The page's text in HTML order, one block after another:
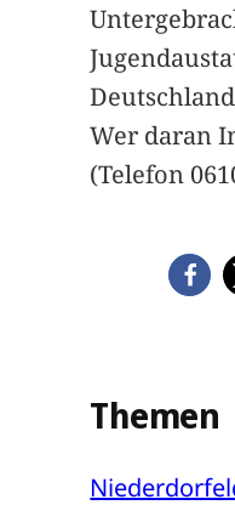
Wer daran
(Telefon
Themen